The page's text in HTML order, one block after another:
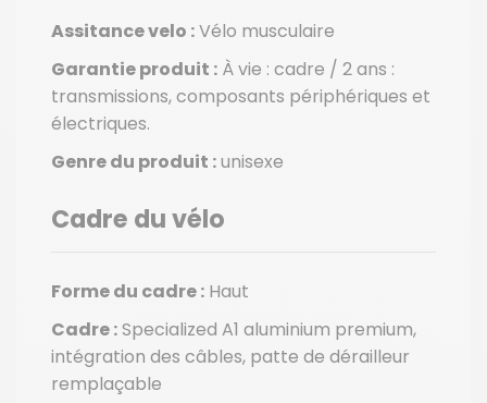
Assitance velo :Vélo musculaire
Garantie produit : À vie : cadre / 2 ans :
transmissions, composants périphériques et
électriques.
Genre du produit :unisexe
Cadre du vélo
Forme du cadre : Haut
Cadre :Specialized A1 aluminium premium,
intégration des câbles, patte de dérailleur
remplaçable